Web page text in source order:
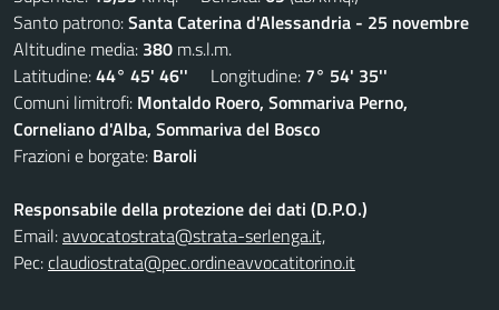
Santo patrono:Santa Caterina d'Alessandria - 25 novembre
Altitudine media: 380 m.s.l.m.
Latitudine:44° 45' 46'' Longitudine: 7° 54' 35''
Comuni limitrofi: Montaldo Roero, Sommariva Perno,
Corneliano d'Alba, Sommariva del Bosco
Frazioni e borgate: Baroli
Responsabile della protezione dei dati (D.P.O.)
Email:avvocatostrata@strata-serlenga.it,
Pec:claudiostrata@pec.ordineavvocatitorino.it